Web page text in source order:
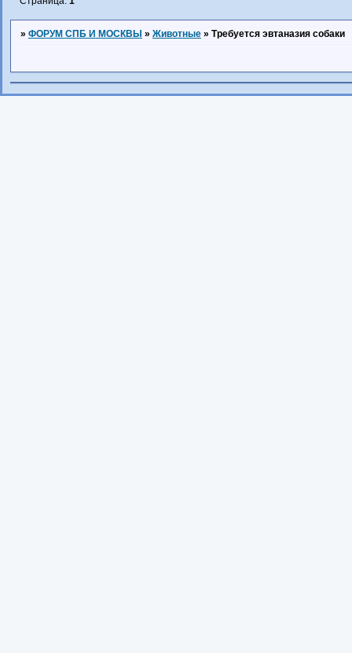
» ФОРУМ СПБ И МОСКВЫ » Животные » Требуется эвтаназия собаки